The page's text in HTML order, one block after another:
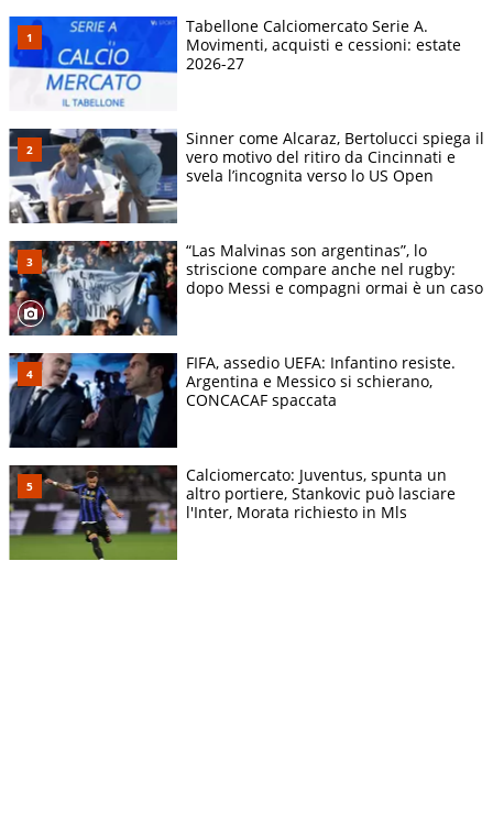
Tabellone Calciomercato Serie A.
Movimenti, acquisti e cessioni: estate
2026-27
Sinner come Alcaraz, Bertolucci spiega il
vero motivo del ritiro da Cincinnati e
svela l’incognita verso lo US Open
“Las Malvinas son argentinas”, lo
striscione compare anche nel rugby:
dopo Messi e compagni ormai è un caso
FIFA, assedio UEFA: Infantino resiste.
Argentina e Messico si schierano,
CONCACAF spaccata
Calciomercato: Juventus, spunta un
altro portiere, Stankovic può lasciare
l'Inter, Morata richiesto in Mls